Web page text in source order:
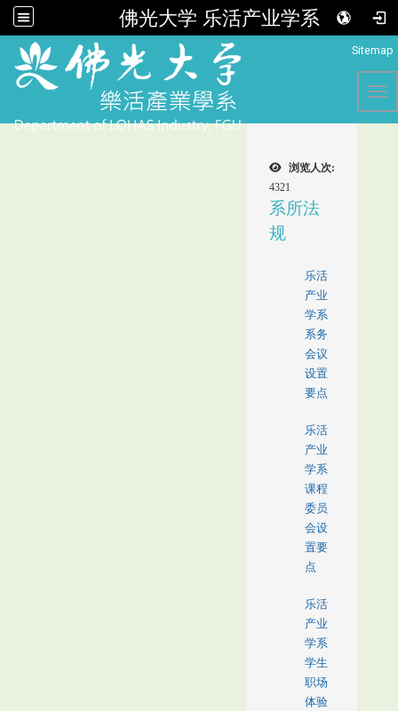
佛光大学 乐活产业学系
Sitemap
浏览人次:
4321
系所法
规
乐活
产业
学系
系务
会议
设置
要点
乐活
产业
学系
课程
委员
会设
置要
点
乐活
产业
学系
学生
职场
体验